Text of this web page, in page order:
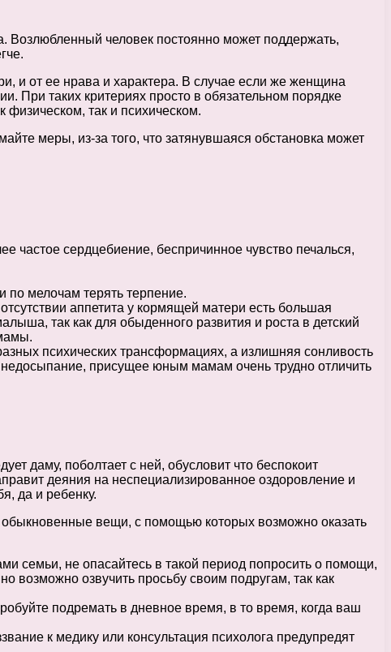
Возлюбленный человек постоянно может поддержать,
и от ее нрава и характера. В случае если же женщина
При таких критериях просто в обязательном порядке
физическом, так и психическом.
меры, из-за того, что затянувшаяся обстановка может
частое сердцебиение, беспричинное чувство печалься,
по мелочам терять терпение.
аппетита у кормящей матери есть большая
так как для обыденного развития и роста в детский
психических трансформациях, а излишняя сонливость
недосыпание, присущее юным мамам очень трудно отличить
даму, поболтает с ней, обусловит что беспокоит
деяния на неспециализированное оздоровление и
да и ребенку.
вещи, с помощью которых возможно оказать
семьи, не опасайтесь в такой период попросить о помощи,
возможно озвучить просьбу своим подругам, так как
подремать в дневное время, в то время, когда ваш
к медику или консультация психолога предупредят